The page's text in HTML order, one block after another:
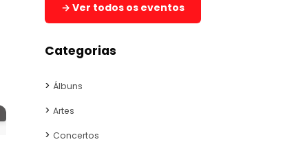
→ Ver todos os eventos
Categorias
Álbuns
Artes
Concertos